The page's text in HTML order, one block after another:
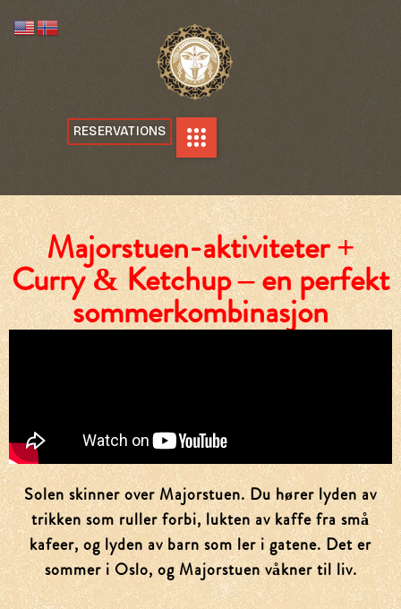
RESERVATIONS
Majorstuen-aktiviteter +
Curry & Ketchup – en perfekt
sommerkombinasjon
Solen skinner over Majorstuen. Du hører lyden av
trikken som ruller forbi, lukten av kaffe fra små
kafeer, og lyden av barn som ler i gatene. Det er
sommer i Oslo, og Majorstuen våkner til liv.